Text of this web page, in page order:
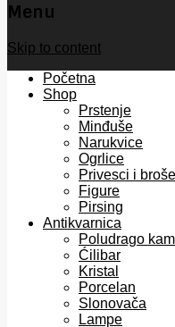
Menu
Skip to content
Početna
Shop
Prstenje
Minđuše
Narukvice
Ogrlice
Privesci i
Figure
Pirsing
Antikvarnica
Poludrago
Ćilibar
Kristal
Porcelan
Slonovača
Lampe